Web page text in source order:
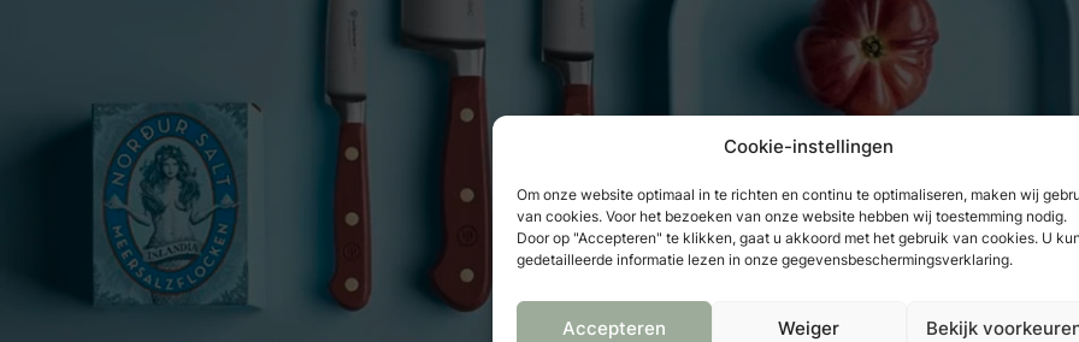
Cookie-instellingen
Om onze website optimaal in te richten en continu te optimaliseren, maken wij
van cookies. Voor het bezoeken van onze website hebben wij toestemming nodig.
Door op "Accepteren" te klikken, gaat u akkoord met het gebruik van cookies. U
gedetailleerde informatie lezen in onze gegevensbeschermingsverklaring.
Accepteren Weiger Bekijk